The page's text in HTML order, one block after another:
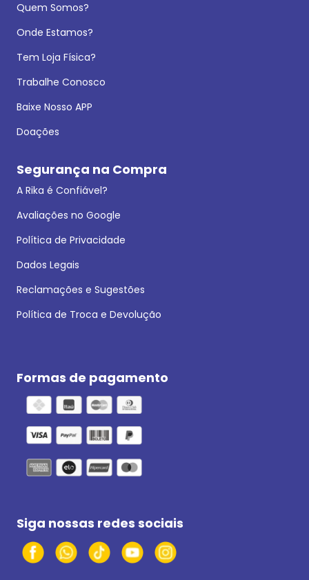
Quem Somos?
Onde Estamos?
Tem Loja Física?
Trabalhe Conosco
Baixe Nosso APP
Doações
Segurança na Compra
A Rika é Confiável?
Avaliações no Google
Política de Privacidade
Dados Legais
Reclamações e Sugestões
Política de Troca e Devolução
Formas de pagamento
Siga nossas redes sociais